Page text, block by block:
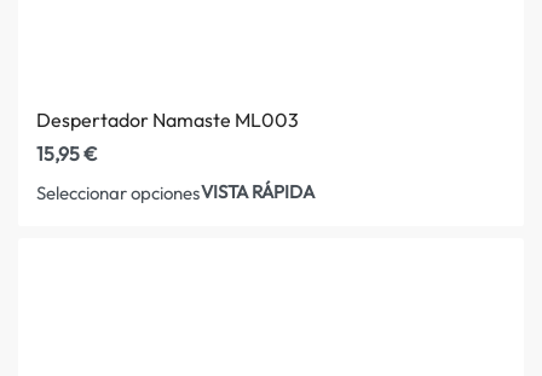
Despertador Namaste ML003
15,95€
Seleccionar opcionesVISTA RÁPIDA